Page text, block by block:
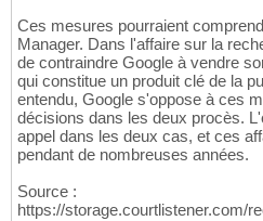
Ces mesures pourraient
Manager. Dans l'affaire sur la
de contraindre Google à vendre
qui constitue un produit clé de la
entendu, Google s'oppose à ces
décisions dans les deux procès.
appel dans les deux cas, et ces
pendant de nombreuses années.
Source :
https://storage.courtlistener.com/